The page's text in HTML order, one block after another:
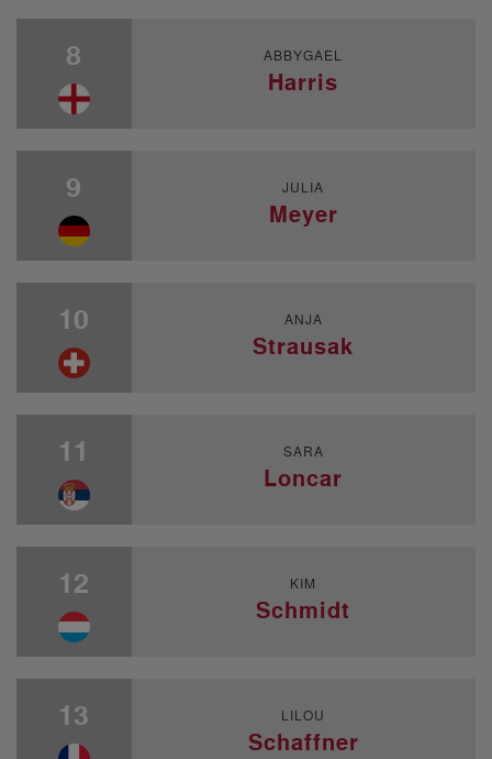
8 ABBYGAEL
Harris
9 JULIA
Meyer
10 ANJA
Strausak
11 SARA
Loncar
12 KIM
Schmidt
13 LILOU
Schaffner